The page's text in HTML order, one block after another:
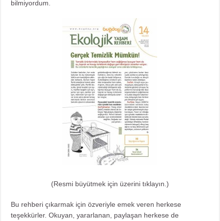
bilmiyordum.
(Resmi büyütmek için üzerini tıklayın.)
Bu rehberi çıkarmak için özveriyle emek veren herkese
teşekkürler. Okuyan, yararlanan, paylaşan herkese de